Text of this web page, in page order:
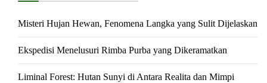
Misteri Hujan Hewan, Fenomena Langka yang Sulit Dijelaskan
Ekspedisi Menelusuri Rimba Purba yang Dikeramatkan
Liminal Forest: Hutan Sunyi di Antara Realita dan Mimpi